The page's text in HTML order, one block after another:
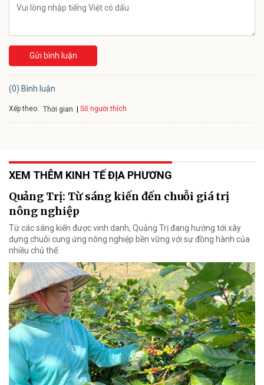
Gửi bình luận
(0) Bình luận
Xếp theo: Thời gian Số người thích
XEM THÊM KINH TẾ ĐỊA PHƯƠNG
Quảng Trị: Từ sáng kiến đến chuỗi giá trị
nông nghiệp
Từ các sáng kiến được vinh danh, Quảng Trị đang hướng tới xây
dựng chuỗi cung ứng nông nghiệp bền vững với sự đồng hành của
nhiều chủ thể.